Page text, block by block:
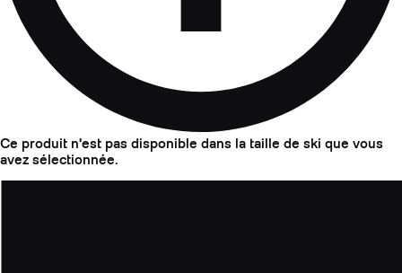
Ce produit n'est pas disponible dans la taille de ski que vous
avez sélectionnée.